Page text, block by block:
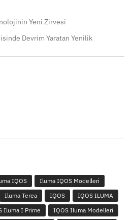
Yeni Zirvesi
Devrim Yaratan Yenilik
IQOS
Iluma IQOS Modelleri
Iluma Terea IQOS
IQOS ILUMA
Iluma I Prime
IQOS Iluma Modelleri